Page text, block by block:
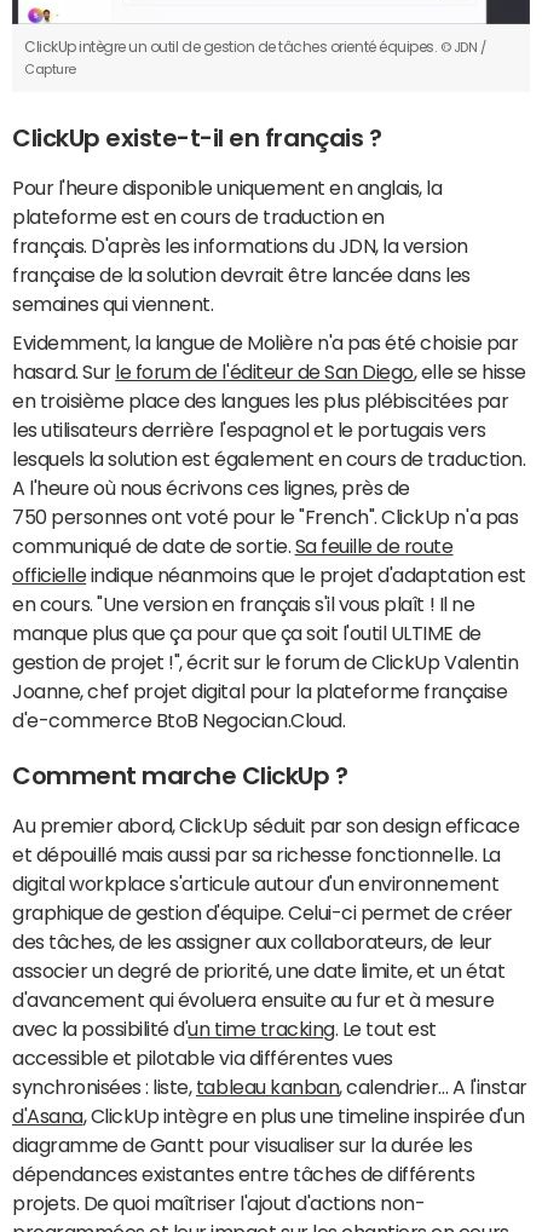
ClickUp intègre un outil de gestion de tâches orienté équipes.
© JDN /
Capture
ClickUp existe-t-il en français ?
Pour l'heure disponible uniquement en anglais, la
plateforme est en cours de traduction en
français. D'après les informations du JDN, la version
française de la solution devrait être lancée dans les
semaines qui viennent.
Evidemment, la langue de Molière n'a pas été choisie par
hasard. Sur le forum de l'éditeur de San Diego, elle se hisse
en troisième place des langues les plus plébiscitées par
les utilisateurs derrière l'espagnol et le portugais vers
lesquels la solution est également en cours de traduction.
A l'heure où nous écrivons ces lignes, près de
750 personnes ont voté pour le "French". ClickUp n'a pas
communiqué de date de sortie. Sa feuille de route
officielleindique néanmoins que le projet d'adaptation est
en cours. "Une version en français s'il vous plaît ! Il ne
manque plus que ça pour que ça soit l'outil ULTIME de
gestion de projet !", écrit sur le forum de ClickUp Valentin
Joanne, chef projet digital pour la plateforme française
d'e-commerce BtoB Negocian.Cloud.
Comment marche ClickUp ?
Au premier abord, ClickUp séduit par son design efficace
et dépouillé mais aussi par sa richesse fonctionnelle. La
digital workplace s'articule autour d'un environnement
graphique de gestion d'équipe. Celui-ci permet de créer
des tâches, de les assigner aux collaborateurs, de leur
associer un degré de priorité, une date limite, et un état
d'avancement qui évoluera ensuite au fur et à mesure
avec la possibilité d'un time tracking. Le tout est
accessible et pilotable via différentes vues
synchronisées : liste, tableau kanban, calendrier... A l'instar
d'Asana, ClickUp intègre en plus une timeline inspirée d'un
diagramme de Gantt pour visualiser sur la durée les
dépendances existantes entre tâches de différents
projets. De quoi maîtriser l'ajout d'actions non-